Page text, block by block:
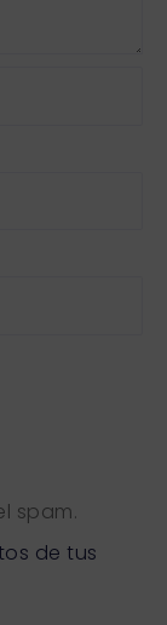
spam.
de tus